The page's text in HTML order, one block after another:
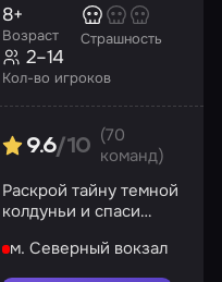
Возраст
8+
Страшность
Кол-во игроков
2–14
9.6/10
(70
команд)
Раскрой тайну темной
колдуньи и спаси
м. Северный вокзал